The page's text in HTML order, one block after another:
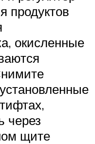
продуктов
окисленные
через
щите